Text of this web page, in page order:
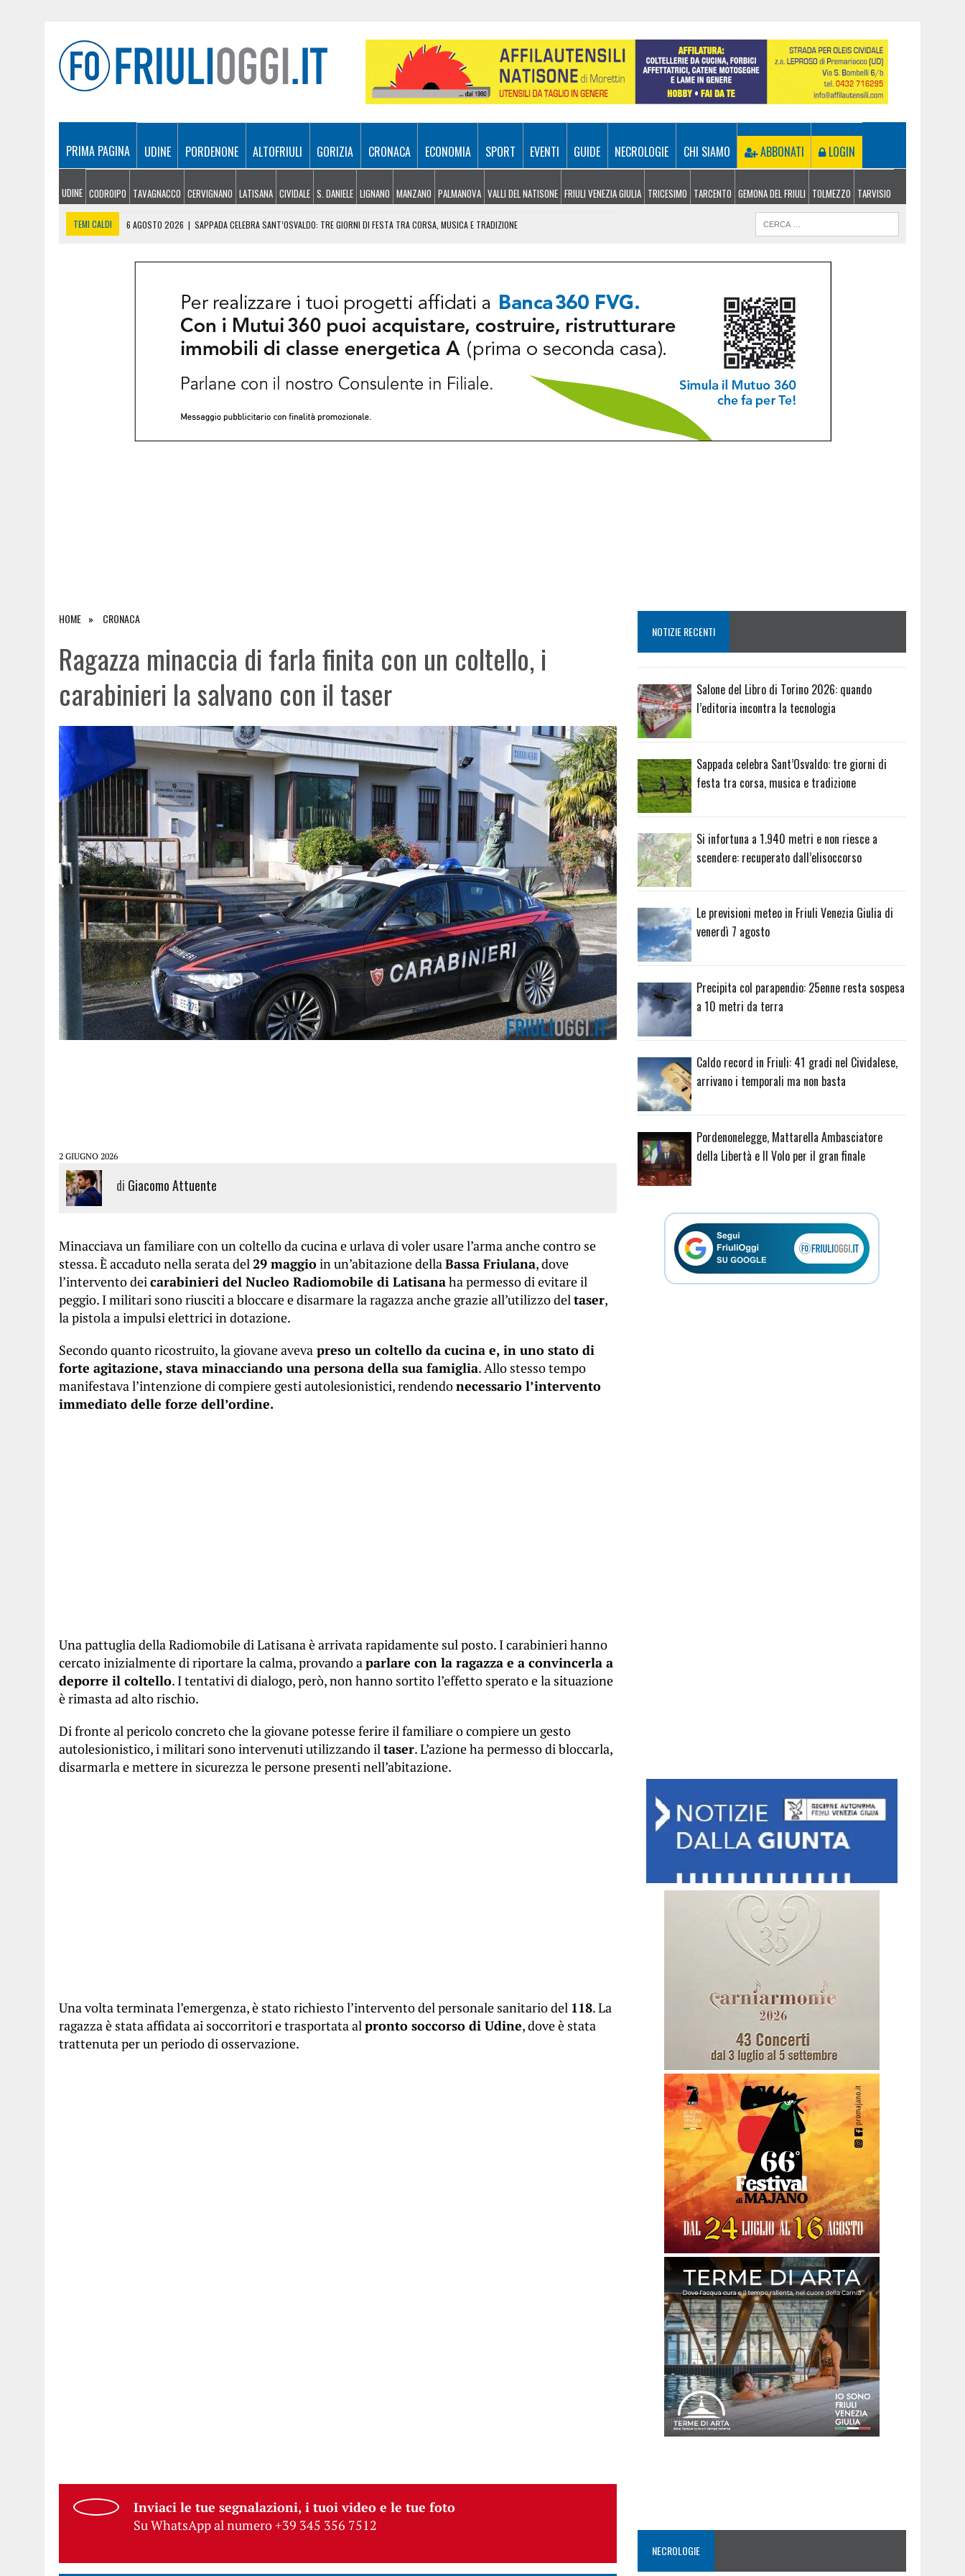
PRIMA PAGINA UDINE PORDENONE ALTOFRIULI GORIZIA CRONACA ECONOMIA SPORT EVENTI GUIDE NECROLOGIE CHI SIAMO ABBONATI LOGIN
UDINE CODROIPO TAVAGNACCO CERVIGNANO LATISANA CIVIDALE S. DANIELE LIGNANO MANZANO PALMANOVA VALLI DEL NATISONE FRIULI VENEZIA GIULIA TRICESIMO TARCENTO GEMONA DEL FRIULI TOLMEZZO TARVISIO
TEMI CALDI 6 AGOSTO 2026 | SAPPADA CELEBRA SANT’OSVALDO: TRE GIORNI DI FESTA TRA CORSA, MUSICA E TRADIZIONE
PRECIPITA COL PARAPENDIO: 25ENNE RESTA SOSPESA A 10 METRI DA TERRA
SALONE DEL LIBRO DI TORINO 2026: QUANDO L’EDITORIA INCONTRA LA TECNOLOGIA
HOME CRONACA
Ragazza minaccia di farla finita con un coltello, i
carabinieri la salvano con il taser
2 GIUGNO 2026
di Giacomo Attuente
Minacciava un familiare con un coltello da cucina e urlava di voler usare l’arma anche contro se
stessa. È accaduto nella serata del29 maggioin un’abitazione dellaBassa Friulana, dove
l’intervento deicarabinieri del Nucleo Radiomobile di Latisanaha permesso di evitare il
peggio. I militari sono riusciti a bloccare e disarmare la ragazza anche grazie all’utilizzo deltaser,
la pistola a impulsi elettrici in dotazione.
Secondo quanto ricostruito, la giovane aveva preso un coltello da cucina e, in uno stato di
forte agitazione, stava minacciando una persona della sua famiglia. Allo stesso tempo
manifestava l’intenzione di compiere gesti autolesionistici, rendendonecessario l’intervento
immediato delle forze dell’ordine.
Una pattuglia della Radiomobile di Latisana è arrivata rapidamente sul posto. I carabinieri hanno
cercato inizialmente di riportare la calma, provando aparlare con la ragazza e a convincerla a
deporre il coltello. I tentativi di dialogo, però, non hanno sortito l’effetto sperato e la situazione
è rimasta ad alto rischio.
Di fronte al pericolo concreto che la giovane potesse ferire il familiare o compiere un gesto
autolesionistico, i militari sono intervenuti utilizzando iltaser. L’azione ha permesso di bloccarla,
disarmarla e mettere in sicurezza le persone presenti nell’abitazione.
Una volta terminata l’emergenza, è stato richiesto l’intervento del personale sanitario del 118. La
ragazza è stata affidata ai soccorritori e trasportata alpronto soccorso di Udine, dove è stata
trattenuta per un periodo di osservazione.
Inviaci le tue segnalazioni, i tuoi video e le tue foto
Su WhatsApp al numero +39 345 356 7512
NOTIZIE RECENTI
Salone del Libro di Torino 2026: quando
l’editoria incontra la tecnologia
Sappada celebra Sant’Osvaldo: tre giorni di
festa tra corsa, musica e tradizione
Si infortuna a 1.940 metri e non riesce a
scendere: recuperato dall’elisoccorso
Le previsioni meteo in Friuli Venezia Giulia di
venerdì 7 agosto
Precipita col parapendio: 25enne resta sospesa
a 10 metri da terra
Caldo record in Friuli: 41 gradi nel Cividalese,
arrivano i temporali ma non basta
Pordenonelegge, Mattarella Ambasciatore
della Libertà e Il Volo per il gran finale
NECROLOGIE